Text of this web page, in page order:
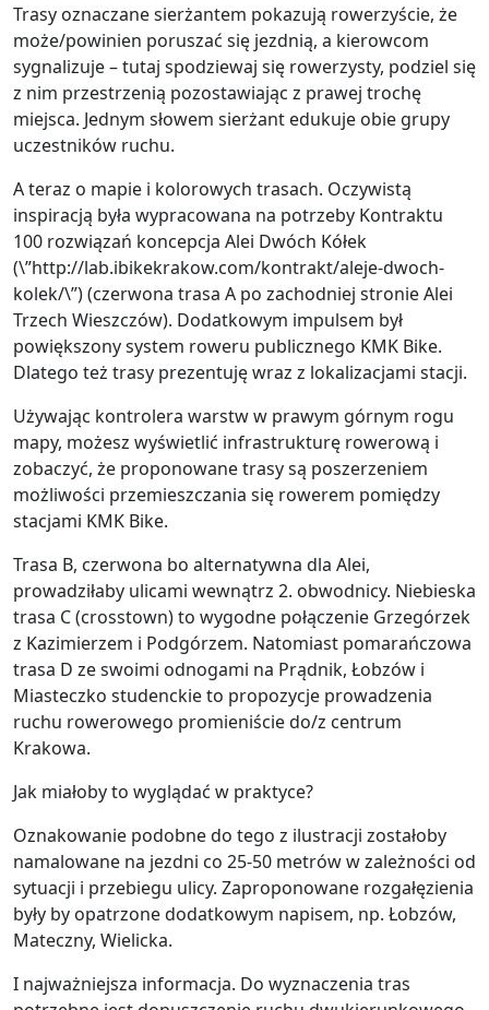
Trasy oznaczane sierżantem pokazują rowerzyście, że
może/powinien poruszać się jezdnią, a kierowcom
sygnalizuje – tutaj spodziewaj się rowerzysty, podziel się
z nim przestrzenią pozostawiając z prawej trochę
miejsca. Jednym słowem sierżant edukuje obie grupy
uczestników ruchu.
A teraz o mapie i kolorowych trasach. Oczywistą
inspiracją była wypracowana na potrzeby Kontraktu
100 rozwiązań koncepcja Alei Dwóch Kółek
(\”http://lab.ibikekrakow.com/kontrakt/aleje-dwoch-
kolek/\”) (czerwona trasa A po zachodniej stronie Alei
Trzech Wieszczów). Dodatkowym impulsem był
powiększony system roweru publicznego KMK Bike.
Dlatego też trasy prezentuję wraz z lokalizacjami stacji.
Używając kontrolera warstw w prawym górnym rogu
mapy, możesz wyświetlić infrastrukturę rowerową i
zobaczyć, że proponowane trasy są poszerzeniem
możliwości przemieszczania się rowerem pomiędzy
stacjami KMK Bike.
Trasa B, czerwona bo alternatywna dla Alei,
prowadziłaby ulicami wewnątrz 2. obwodnicy. Niebieska
trasa C (crosstown) to wygodne połączenie Grzegórzek
z Kazimierzem i Podgórzem. Natomiast pomarańczowa
trasa D ze swoimi odnogami na Prądnik, Łobzów i
Miasteczko studenckie to propozycje prowadzenia
ruchu rowerowego promieniście do/z centrum
Krakowa.
Jak miałoby to wyglądać w praktyce?
Oznakowanie podobne do tego z ilustracji zostałoby
namalowane na jezdni co 25-50 metrów w zależności od
sytuacji i przebiegu ulicy. Zaproponowane rozgałęzienia
były by opatrzone dodatkowym napisem, np. Łobzów,
Mateczny, Wielicka.
I najważniejsza informacja. Do wyznaczenia tras